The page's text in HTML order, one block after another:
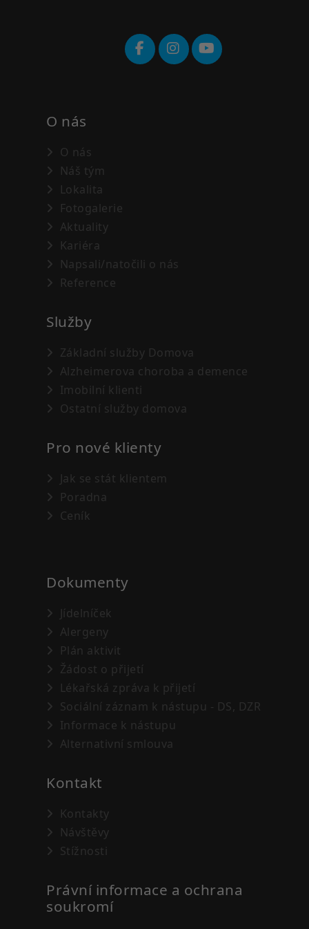
O nás
O nás
Náš tým
Lokalita
Fotogalerie
Aktuality
Kariéra
Napsali/natočili o nás
Reference
Služby
Základní služby Domova
Alzheimerova choroba a demence
Imobilní klienti
Ostatní služby domova
Pro nové klienty
Jak se stát klientem
Poradna
Ceník
Dokumenty
Jídelníček
Alergeny
Plán aktivit
Žádost o přijetí
Lékařská zpráva k přijetí
Sociální záznam k nástupu - DS, DZR
Informace k nástupu
Alternativní smlouva
Kontakt
Kontakty
Návštěvy
Stížnosti
Právní informace a ochrana
soukromí